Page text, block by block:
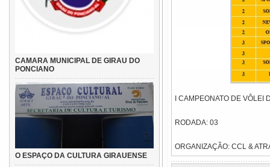
CAMARA MUNICIPAL DE GIRAU DO
PONCIANO
O ESPAÇO DA CULTURA GIRAUENSE
I CAMPEONATO DE VÔLEI
RODADA: 03
ORGANIZAÇÃO: CCL &